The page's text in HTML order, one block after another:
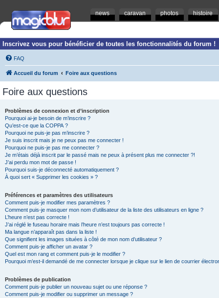
news caravan photos histoire
Inscrivez vous pour bénéficier de toutes les fonctionnalités du forum !
FAQ
Accueil du forum Foire aux questions
Foire aux questions
Problèmes de connexion et d’inscription
Pourquoi ai-je besoin de m’inscrire ?
Qu’est-ce que la COPPA ?
Pourquoi ne puis-je pas m’inscrire ?
Je suis inscrit mais je ne peux pas me connecter !
Pourquoi ne puis-je pas me connecter ?
Je m’étais déjà inscrit par le passé mais ne peux à présent plus me connecter ?!
J’ai perdu mon mot de passe !
Pourquoi suis-je déconnecté automatiquement ?
À quoi sert « Supprimer les cookies » ?
Préférences et paramètres des utilisateurs
Comment puis-je modifier mes paramètres ?
Comment puis-je masquer mon nom d’utilisateur de la liste des utilisateurs en ligne ?
L’heure n’est pas correcte !
J’ai réglé le fuseau horaire mais l’heure n’est toujours pas correcte !
Ma langue n’apparaît pas dans la liste !
Que signifient les images situées à côté de mon nom d’utilisateur ?
Comment puis-je afficher un avatar ?
Quel est mon rang et comment puis-je le modifier ?
Pourquoi m’est-il demandé de me connecter lorsque je clique sur le lien de courrier
Problèmes de publication
Comment puis-je publier un nouveau sujet ou une réponse ?
Comment puis-je modifier ou supprimer un message ?